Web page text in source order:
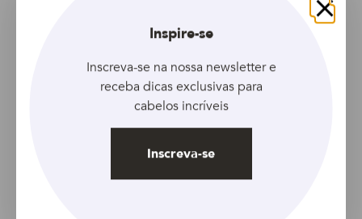
Fechar
Inspire-se
Inscreva-se na nossa newsletter e
receba dicas exclusivas para
cabelos incríveis
Inscreva-se